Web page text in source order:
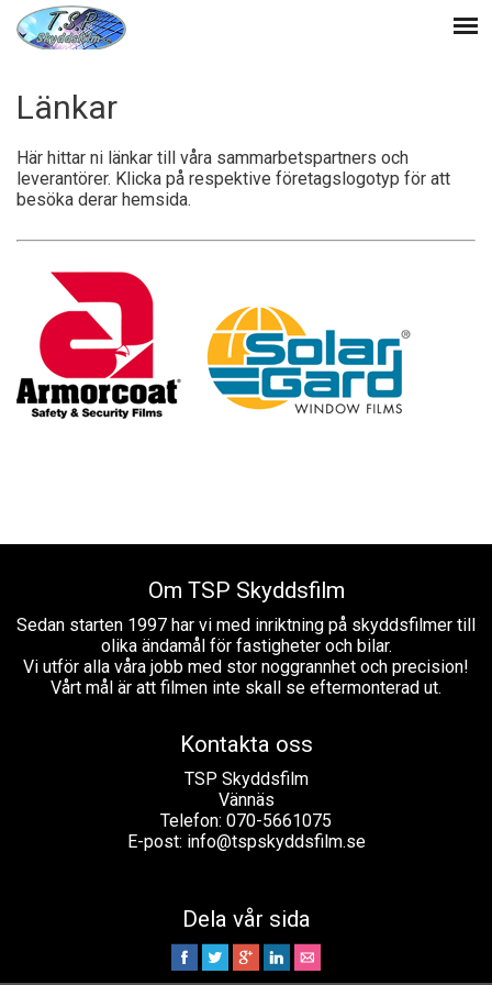
Länkar
Här hittar ni länkar till våra sammarbetspartners och
leverantörer. Klicka på respektive företagslogotyp för att
besöka derar hemsida.
Om TSP Skyddsfilm
Sedan starten 1997 har vi med inriktning på skyddsfilmer till
olika ändamål för fastigheter och bilar.
Vi utför alla våra jobb med stor noggrannhet och precision!
Vårt mål är att filmen inte skall se eftermonterad ut.
Kontakta oss
TSP Skyddsfilm
Vännäs
Telefon: 070-5661075
E-post: info@tspskyddsfilm.se
Dela vår sida